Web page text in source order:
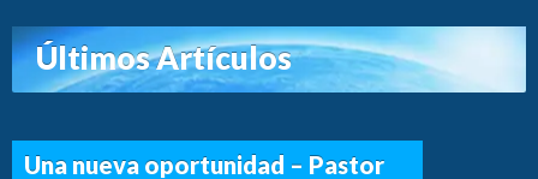
Últimos Artículos
Una nueva oportunidad – Pastor